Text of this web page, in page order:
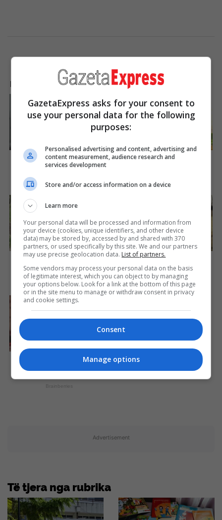
LAJME NGA INTERNETI
She Spends Millions To
Transform Herself Into A
Barbie Doll!
Brainberries
Did You Notice How Natural
Simba’s Movements Looked
Brainberries
This Woman Chose To Live
Brainberries
DNA Analysis Revealed The
Vikings
Brainberries
Culkin Cracks Up The Web
With His Own Version Of
‘Home Alone’
Brainberries
Bad That They Became
Instant Classics
Advertisement
Të tjera nga rubrika
GazetaExpress asks for your consent to
use your personal data for the following
purposes:
Personalised advertising and content, advertising and
content measurement, audience research and
services development
Store and/or access information on a device
Learn more
Your personal data will be processed and information from
your device (cookies, unique identifiers, and other device
data) may be stored by, accessed by and shared with 370
partners, or used specifically by this site. We and our partners
may use precise geolocation data. List of partners.
Some vendors may process your personal data on the basis
of legitimate interest, which you can object to by managing
your options below. Look for a link at the bottom of this page
or in the site menu to manage or withdraw consent in privacy
and cookie settings.
Consent
Manage options